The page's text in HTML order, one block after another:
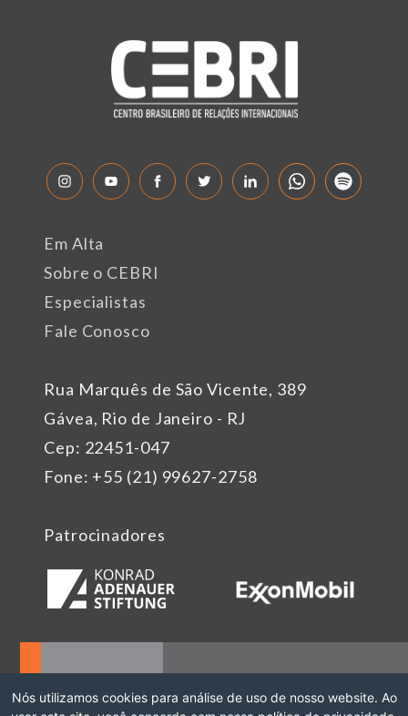
Rua Marquês de São Vicente, 389
Gávea, Rio de Janeiro - RJ
Cep: 22451-047
Fone: +55 (21) 99627-2758
Em Alta
Sobre o CEBRI
Especialistas
Fale Conosco
Patrocinadores
Nós utilizamos cookies para análise de uso de nosso website. Ao